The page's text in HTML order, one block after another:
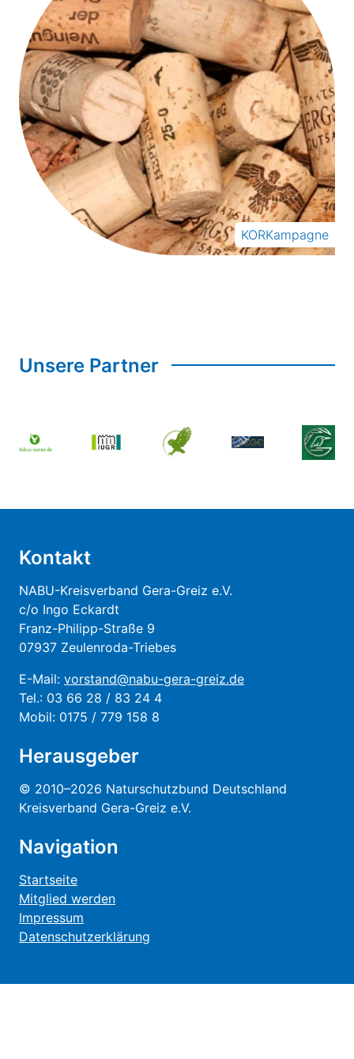
KORKampagne
Unsere Partner
Kontakt
NABU-Kreisverband Gera-Greiz e.V.
c/o Ingo Eckardt
Franz-Philipp-Straße 9
07937 Zeulenroda-Triebes
E-Mail: vorstand@nabu-gera-greiz.de
Tel.: 03 66 28 / 83 24 4
Mobil: 0175 / 779 158 8
Herausgeber
© 2010–2026 Naturschutzbund Deutschland
Kreisverband Gera-Greiz e.V.
Navigation
Startseite
Mitglied werden
Impressum
Datenschutzerklärung